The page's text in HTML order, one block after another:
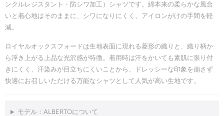
ンクルレジスタント・防シワ加工） シャツです。綿本来の柔らかな風合
いと着心地はそのままに、シワになりにくく、アイロンがけの手間を軽
減。
ロイヤルオックスフォードは生地表面に現れる菱形の織りと、織り柄か
ら浮き上がる上品な光沢感が特徴。着用時は汗をかいても素肌に張り付
きにくく、汗染みが目立ちにくいことから、ドレッシーな印象を崩さず
快適にお召しいただける万能なシャツとして人気が高い生地です。
モデル：ALBERTOについて